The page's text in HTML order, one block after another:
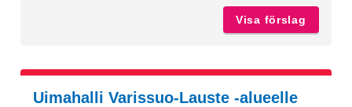
Visa förslag
Uimahalli Varissuo-Lauste -alueelle